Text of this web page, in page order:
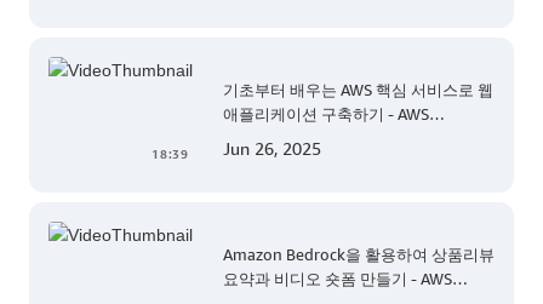
18:39
기초부터 배우는 AWS 핵심 서비스로 웹
애플리케이션 구축하기 - AWS
Jun 26, 2025
Amazon Bedrock을 활용하여 상품리뷰
요약과 비디오 숏폼 만들기 - AWS